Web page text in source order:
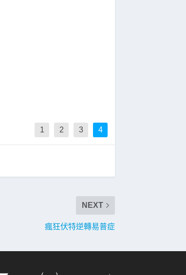
1 2 3 4
NEXT
瘋狂伏特逆轉易普症